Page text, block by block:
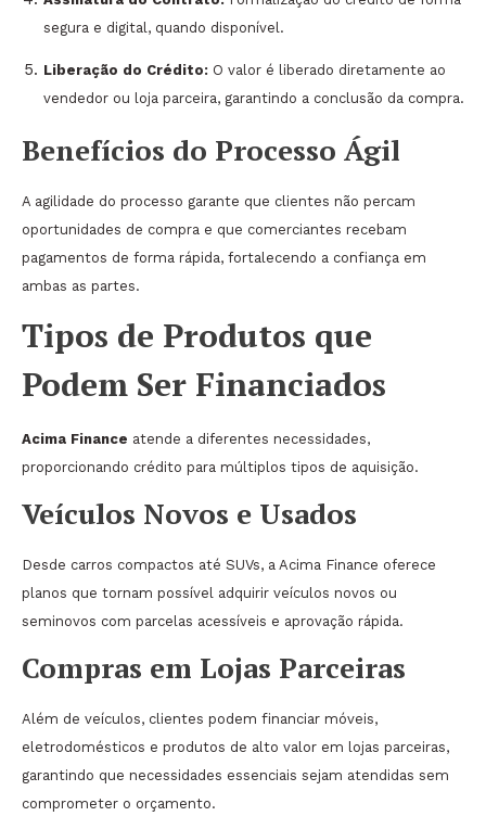
segura e digital, quando disponível.
Liberação do Crédito: O valor é liberado diretamente ao
vendedor ou loja parceira, garantindo a conclusão da compra.
Benefícios do Processo Ágil
A agilidade do processo garante que clientes não percam
oportunidades de compra e que comerciantes recebam
pagamentos de forma rápida, fortalecendo a confiança em
ambas as partes.
Tipos de Produtos que
Podem Ser Financiados
Acima Finance atende a diferentes necessidades,
proporcionando crédito para múltiplos tipos de aquisição.
Veículos Novos e Usados
Desde carros compactos até SUVs, a Acima Finance oferece
planos que tornam possível adquirir veículos novos ou
seminovos com parcelas acessíveis e aprovação rápida.
Compras em Lojas Parceiras
Além de veículos, clientes podem financiar móveis,
eletrodomésticos e produtos de alto valor em lojas parceiras,
garantindo que necessidades essenciais sejam atendidas sem
comprometer o orçamento.